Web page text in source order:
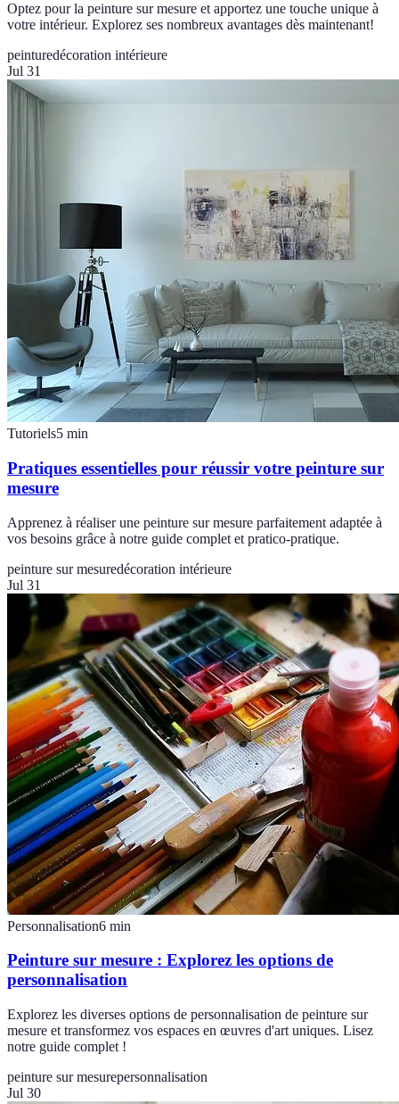
Optez pour la peinture sur mesure et apportez une touche unique à
votre intérieur. Explorez ses nombreux avantages dès maintenant!
peinturedécoration intérieure
Jul 31
Tutoriels5 min
Pratiques essentielles pour réussir votre peinture sur
mesure
Apprenez à réaliser une peinture sur mesure parfaitement adaptée à
vos besoins grâce à notre guide complet et pratico-pratique.
peinture sur mesuredécoration intérieure
Jul 31
Personnalisation6 min
Peinture sur mesure : Explorez les options de
personnalisation
Explorez les diverses options de personnalisation de peinture sur
mesure et transformez vos espaces en œuvres d'art uniques. Lisez
notre guide complet !
peinture sur mesurepersonnalisation
Jul 30